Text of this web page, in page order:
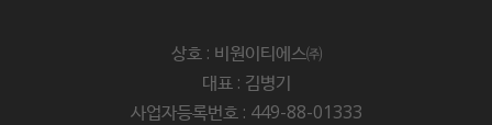
상호 : 비원이티에스㈜
대표 : 김병기
사업자등록번호 : 449-88-01333